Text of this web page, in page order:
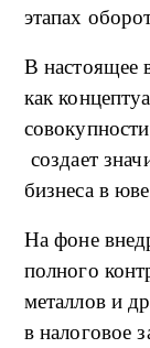
этапах
В
как
создает
бизнеса в
На фоне
полного
металлов и
в налоговое